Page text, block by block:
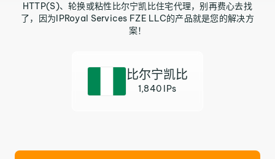
HTTP(S)、轮换或粘性比尔宁凯比住宅代理，别再费心去找
了，因为IPRoyal Services FZE LLC的产品就是您的解决方
案！
比尔宁凯比
1,840 IPs